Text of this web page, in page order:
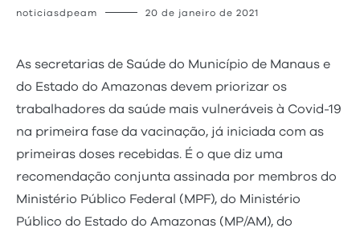
noticiasdpeam 20 de janeiro de 2021
As secretarias de Saúde do Município de Manaus e
do Estado do Amazonas devem priorizar os
trabalhadores da saúde mais vulneráveis à Covid-19
na primeira fase da vacinação, já iniciada com as
primeiras doses recebidas. É o que diz uma
recomendação conjunta assinada por membros do
Ministério Público Federal (MPF), do Ministério
Público do Estado do Amazonas (MP/AM), do